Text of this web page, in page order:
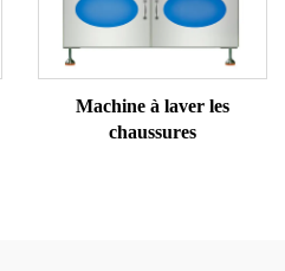
Machine à laver les
chaussures